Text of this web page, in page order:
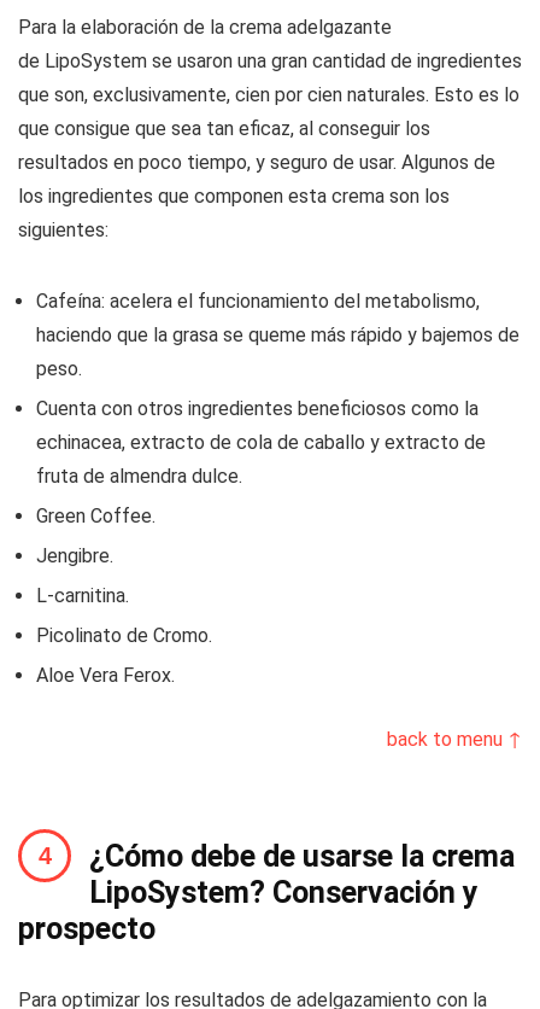
Para la elaboración de la crema adelgazante
de LipoSystem se usaron una gran cantidad de ingredientes
que son, exclusivamente, cien por cien naturales. Esto es lo
que consigue que sea tan eficaz, al conseguir los
resultados en poco tiempo, y seguro de usar. Algunos de
los ingredientes que componen esta crema son los
siguientes:
Cafeína: acelera el funcionamiento del metabolismo,
haciendo que la grasa se queme más rápido y bajemos de
peso.
Cuenta con otros ingredientes beneficiosos como la
echinacea, extracto de cola de caballo y extracto de
fruta de almendra dulce.
Green Coffee.
Jengibre.
L-carnitina.
Picolinato de Cromo.
Aloe Vera Ferox.
back to menu ↑
¿Cómo debe de usarse la crema
LipoSystem? Conservación y
prospecto
Para optimizar los resultados de adelgazamiento con la